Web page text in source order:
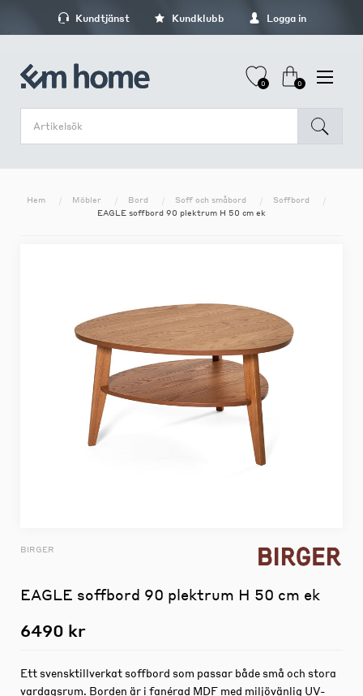
Kundtjänst Kundklubb Logga in
0 0
Hem Möbler Bord Soff och småbord
Soffbord
EAGLE soffbord 90 plektrum H 50 cm ek
BIRGER
EAGLE soffbord 90 plektrum H 50 cm ek
6490 kr
Ett svensktillverkat soffbord som passar både små och stora
vardagsrum. Borden är i fanérad MDF med miljövänlig UV-